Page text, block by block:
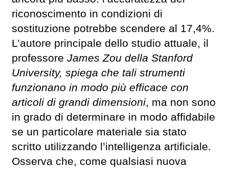
riconoscimento in condizioni di
sostituzione potrebbe scendere al 17,4%.
L’autore principale dello studio attuale, il
professore James Zou della Stanford
University, spiega che tali strumenti
funzionano in modo più efficace con
articoli di grandi dimensioni, ma non sono
in grado di determinare in modo affidabile
se un particolare materiale sia stato
scritto utilizzando l’intelligenza artificiale.
Osserva che, come qualsiasi nuova